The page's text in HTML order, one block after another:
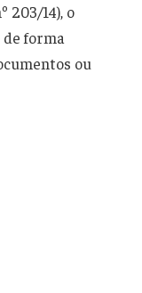
203/14), o
forma
ou